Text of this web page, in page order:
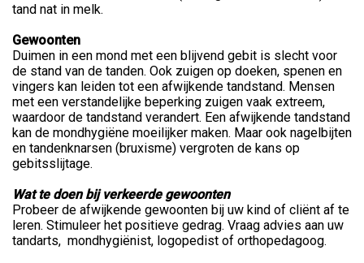
tand nat in melk.
Gewoonten
Duimen in een mond met een blijvend gebit is slecht voor
de stand van de tanden. Ook zuigen op doeken, spenen en
vingers kan leiden tot een afwijkende tandstand. Mensen
met een verstandelijke beperking zuigen vaak extreem,
waardoor de tandstand verandert. Een afwijkende tandstand
kan de mondhygiëne moeilijker maken. Maar ook nagelbijten
en tandenknarsen (bruxisme) vergroten de kans op
gebitsslijtage.
Wat te doen bij verkeerde gewoonten
Probeer de afwijkende gewoonten bij uw kind of cliënt af te
leren. Stimuleer het positieve gedrag. Vraag advies aan uw
tandarts, mondhygiënist, logopedist of orthopedagoog.